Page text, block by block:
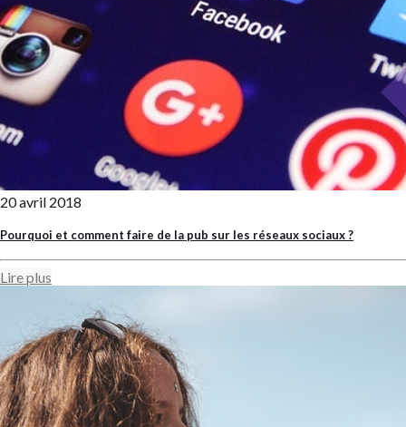
20 avril 2018
Pourquoi et comment faire de la pub sur les réseaux sociaux ?
Lire plus